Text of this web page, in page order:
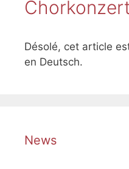
Chorkonzert
Désolé, cet article
en Deutsch.
News